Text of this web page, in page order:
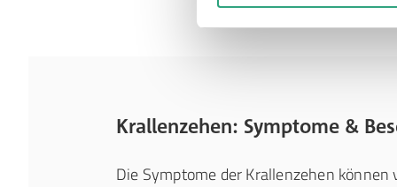
Krallenzehen: Symptome &
Die Symptome der Krallenzehen können